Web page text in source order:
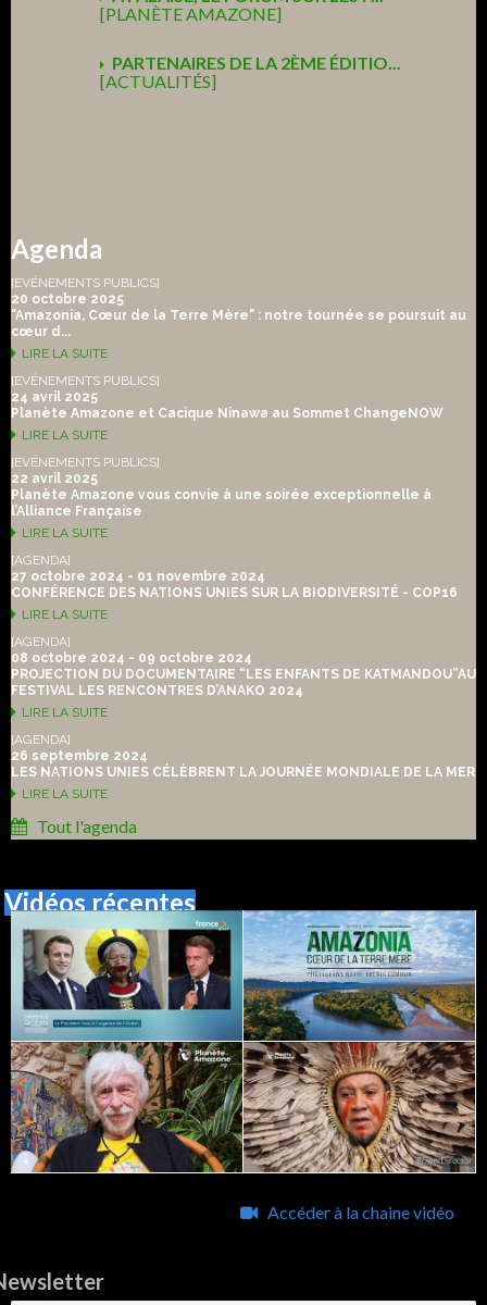
[PLANÈTE AMAZONE]
PARTENAIRES DE LA 2ÈME ÉDITIO...
[ACTUALITÉS]
Agenda
[EVÉNEMENTS PUBLICS]
20 octobre 2025
"Amazonia, Cœur de la Terre Mère" : notre tournée se poursuit au
cœur d...
LIRE LA SUITE
[EVÉNEMENTS PUBLICS]
24 avril 2025
Planète Amazone et Cacique Ninawa au Sommet ChangeNOW
LIRE LA SUITE
[EVÉNEMENTS PUBLICS]
22 avril 2025
Planète Amazone vous convie à une soirée exceptionnelle à
l’Alliance Française
LIRE LA SUITE
[AGENDA]
27 octobre 2024 - 01 novembre 2024
CONFÉRENCE DES NATIONS UNIES SUR LA BIODIVERSITÉ - COP16
LIRE LA SUITE
[AGENDA]
08 octobre 2024 - 09 octobre 2024
PROJECTION DU DOCUMENTAIRE “LES ENFANTS DE KATMANDOU”AU
FESTIVAL LES RENCONTRES D’ANAKO 2024
LIRE LA SUITE
[AGENDA]
26 septembre 2024
LES NATIONS UNIES CÉLÈBRENT LA JOURNÉE MONDIALE DE LA MER
LIRE LA SUITE
Tout l'agenda
Vidéos récentes
Accéder à la chaine vidéo